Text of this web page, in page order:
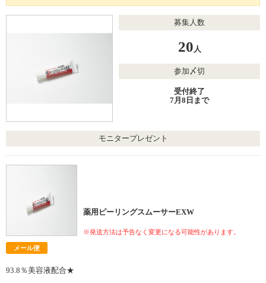
募集人数
20人
参加〆切
受付終了
7月8日まで
モニタープレゼント
薬用ピーリングスムーサーEXW
※発送方法は予告なく変更になる可能性があります。
メール便
93.8％美容液配合★